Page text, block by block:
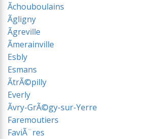
Ãchouboulains
Ãgligny
Ãgreville
Ãmerainville
Esbly
Esmans
ÃtrÃ©pilly
Everly
Ãvry-GrÃ©gy-sur-Yerre
Faremoutiers
FaviÃ¨res